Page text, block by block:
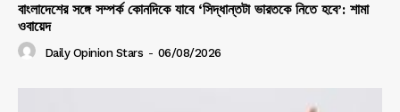
বাংলাদেশের সঙ্গে সম্পর্ক কোনদিকে যাবে ‘সিদ্ধান্তটা ভারতকে নিতে হবে’: শামা
ওবায়েদ
Daily Opinion Stars - 06/08/2026